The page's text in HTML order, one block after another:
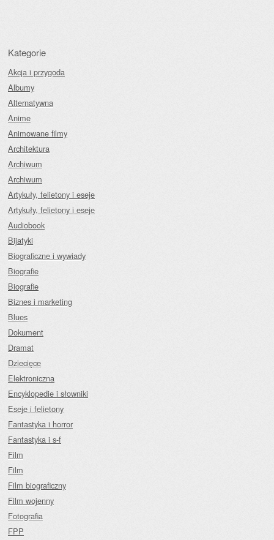
Kategorie
Akcja i przygoda
Albumy
Alternatywna
Anime
Animowane filmy
Architektura
Archiwum
Archiwum
Artykuły, felietony i eseje
Artykuły, felietony i eseje
Audiobook
Bijatyki
Biograficzne i wywiady
Biografie
Biografie
Biznes i marketing
Blues
Dokument
Dramat
Dziecięce
Elektroniczna
Encyklopedie i słowniki
Eseje i felietony
Fantastyka i horror
Fantastyka i s-f
Film
Film
Film biograficzny
Film wojenny
Fotografia
FPP